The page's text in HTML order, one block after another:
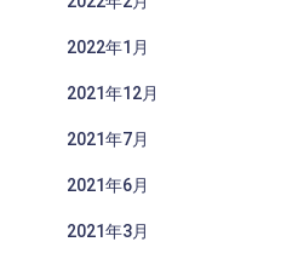
2022年1月
2021年12月
2021年7月
2021年6月
2021年3月